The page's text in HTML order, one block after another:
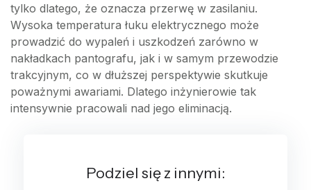
tylko dlatego, że oznacza przerwę w zasilaniu.
Wysoka temperatura łuku elektrycznego może
prowadzić do wypaleń i uszkodzeń zarówno w
nakładkach pantografu, jak i w samym przewodzie
trakcyjnym, co w dłuższej perspektywie skutkuje
poważnymi awariami. Dlatego inżynierowie tak
intensywnie pracowali nad jego eliminacją.
Podziel się z innymi: